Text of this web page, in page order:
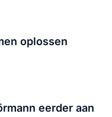
oplossen
eerder aan